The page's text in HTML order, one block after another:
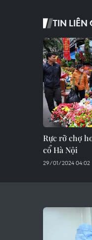
TIN LIÊN
Rực rỡ chợ
cổ Hà Nội
29/01/2024 04:02